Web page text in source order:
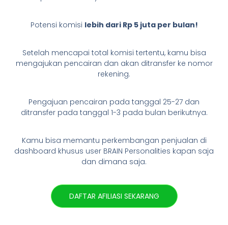
Potensi komisi lebih dari Rp 5 juta per bulan!
Setelah mencapai total komisi tertentu, kamu bisa
mengajukan pencairan dan akan ditransfer ke nomor
rekening.
Pengajuan pencairan pada tanggal 25-27 dan
ditransfer pada tanggal 1-3 pada bulan berikutnya.
Kamu bisa memantu perkembangan penjualan di
dashboard khusus user BRAIN Personalities kapan saja
dan dimana saja.
DAFTAR AFILIASI SEKARANG